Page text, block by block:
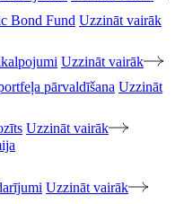
Bond Fund Uzzināt vairāk
Uzzināt vairāk
pārvaldīšana Uzzināt
Uzzināt vairāk
Uzzināt vairāk